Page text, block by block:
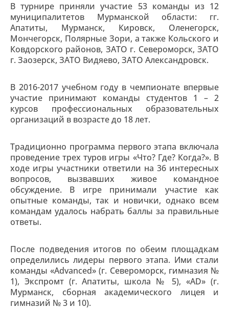
В турнире приняли участие 53 команды из 12
муниципалитетов Мурманской области: гг.
Апатиты, Мурманск, Кировск, Оленегорск,
Мончегорск, Полярные Зори, а также Кольского и
Ковдорского районов, ЗАТО г. Североморск, ЗАТО
г. Заозерск, ЗАТО Видяево, ЗАТО Александровск.
В 2016-2017 учебном году в чемпионате впервые
участие принимают команды студентов 1 – 2
курсов профессиональных образовательных
организаций в возрасте до 18 лет.
Традиционно программа первого этапа включала
проведение трех туров игры «Что? Где? Когда?». В
ходе игры участники ответили на 36 интересных
вопросов, вызвавших живое командное
обсуждение. В игре принимали участие как
опытные команды, так и новички, однако всем
командам удалось набрать баллы за правильные
ответы.
После подведения итогов по обеим площадкам
определились лидеры первого этапа. Ими стали
команды «Advanced» (г. Североморск, гимназия №
1), Экспромт (г. Апатиты, школа № 5), «AD» (г.
Мурманск, сборная академического лицея и
гимназий № 3 и 10).